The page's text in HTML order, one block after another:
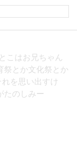
こはお兄ちゃん
祭とか文化祭とか
を思い出すけ
たのしみー